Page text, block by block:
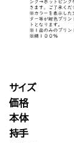
サイズ
価格
本体
持手